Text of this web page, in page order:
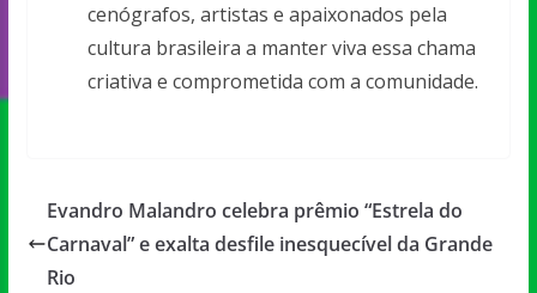
cenógrafos, artistas e apaixonados pela
cultura brasileira a manter viva essa chama
criativa e comprometida com a comunidade.
Evandro Malandro celebra prêmio “Estrela do
Carnaval” e exalta desfile inesquecível da Grande
Rio